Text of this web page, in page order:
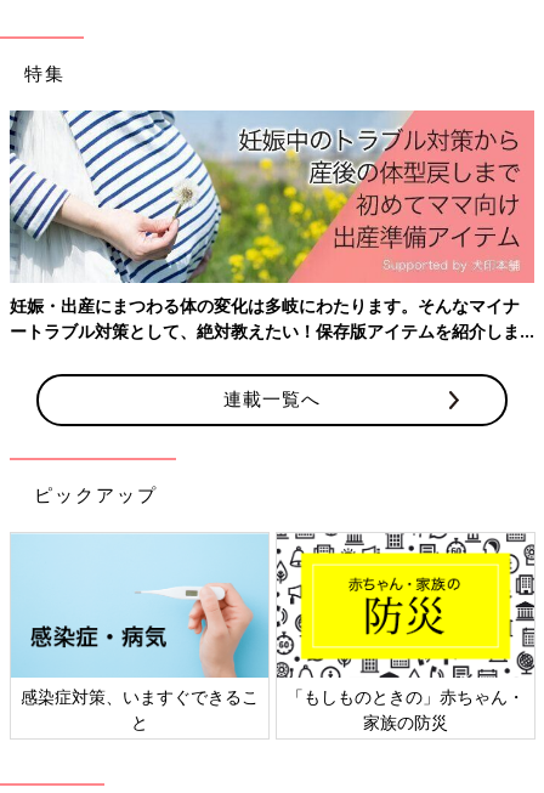
特集
妊娠・出産にまつわる体の変化は多岐にわたります。そんなマイナ
ートラブル対策として、絶対教えたい！保存版アイテムを紹介しま
連載一覧へ
ピックアップ
感染症対策、いますぐできるこ
と
「もしものときの」赤ちゃん・
家族の防災